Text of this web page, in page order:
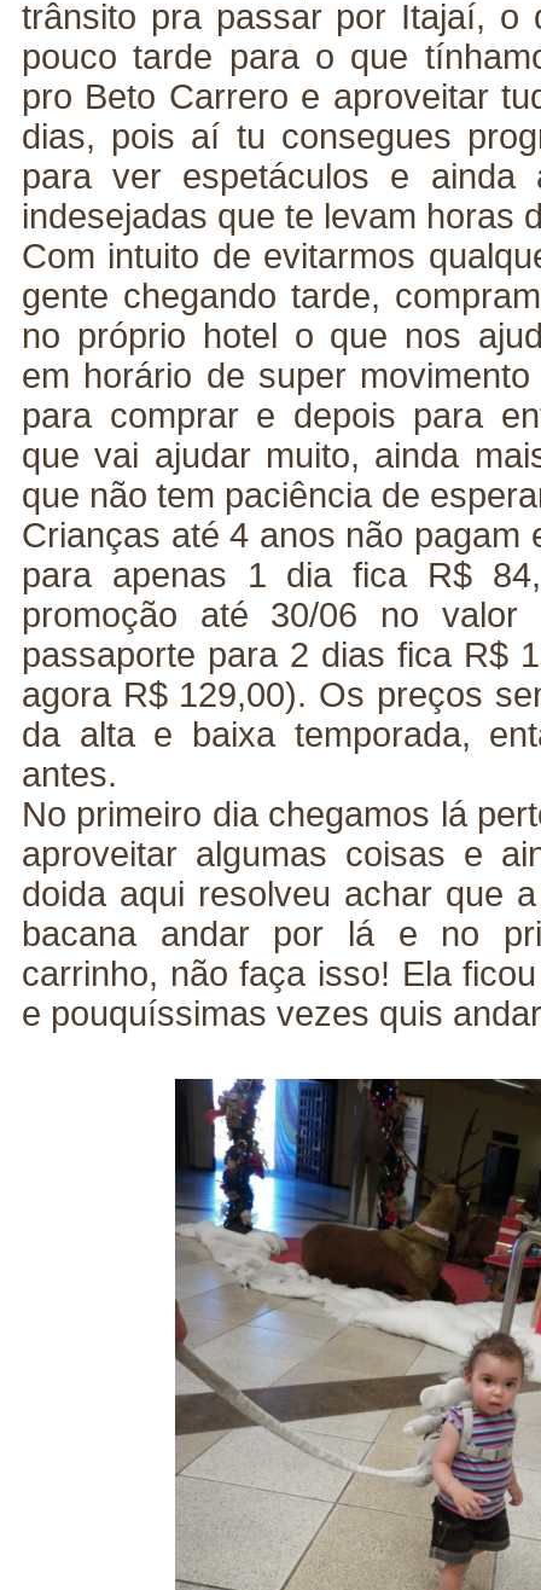
trânsito pra passar por Itajaí, o
pouco tarde para o que
pro Beto Carrero e aproveitar
dias, pois aí tu consegues
para ver espetáculos e ainda
indesejadas que te levam horas
Com intuito de evitarmos
gente chegando tarde,
no próprio hotel o que nos
em horário de super
para comprar e depois para
que vai ajudar muito, ainda
que não tem paciência de
Crianças até 4 anos não pagam
para apenas 1 dia fica R$
promoção até 30/06 no
passaporte para 2 dias fica R$
agora R$ 129,00). Os preços
da alta e baixa temporada,
antes.
No primeiro dia chegamos lá
aproveitar algumas coisas e
doida aqui resolveu achar que
bacana andar por lá e no
carrinho, não faça isso! Ela
e pouquíssimas vezes quis